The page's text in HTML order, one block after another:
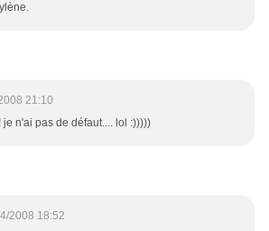
21:10
je n'ai pas de défaut.... lol :)))))
2008 18:52